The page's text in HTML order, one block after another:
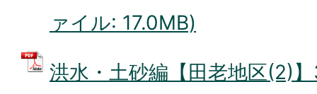
ァイル: 17.0MB)
洪水・土砂編【田老地区(2)